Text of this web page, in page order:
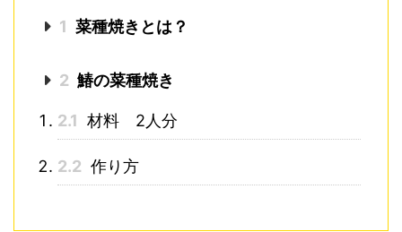
1 菜種焼きとは？
2 鰆の菜種焼き
2.1 材料 2人分
2.2 作り方